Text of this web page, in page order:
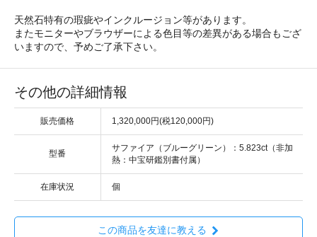
天然石特有の瑕疵やインクルージョン等があります。
またモニターやブラウザーによる色目等の差異がある場合もござ
いますので、予めご了承下さい。
その他の詳細情報
販売価格 1,320,000円(税120,000円)
型番
サファイア（ブルーグリーン）：5.823ct（非加
熱：中宝研鑑別書付属）
在庫状況 個
この商品を友達に教える